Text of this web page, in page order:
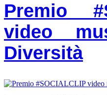
Premio
video
Diversità